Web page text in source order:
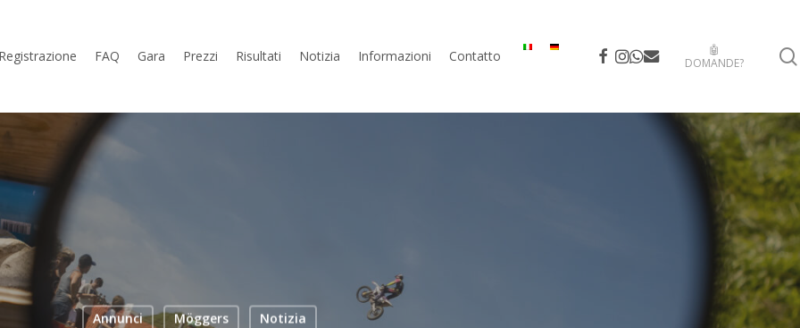
Registrazione FAQ Gara Prezzi Risultati Notizia Informazioni Contatto facebook
instagram
whatsapp
email
🤖
DOMANDE?
Annunci Möggers Notizia